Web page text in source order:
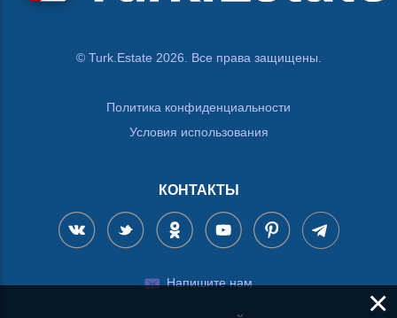
© Turk.Estate 2026. Все права защищены.
Политика конфиденциальности
Условия использования
КОНТАКТЫ
Напишите нам
×